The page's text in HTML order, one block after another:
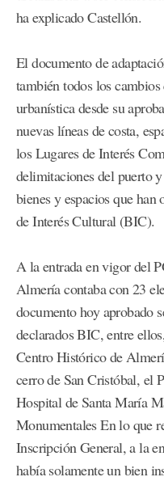
ha explicado Castellón.
El documento de
también todos los
urbanística desde su
nuevas líneas de costa,
los Lugares de Interés
delimitaciones del puerto
bienes y espacios que
de Interés Cultural (BIC).
A la entrada en vigor del
Almería contaba con 23
documento hoy aprobado
declarados BIC, entre
Centro Histórico de
cerro de San Cristóbal, el
Hospital de Santa María
Monumentales En lo que
Inscripción General, a la
había solamente un bien